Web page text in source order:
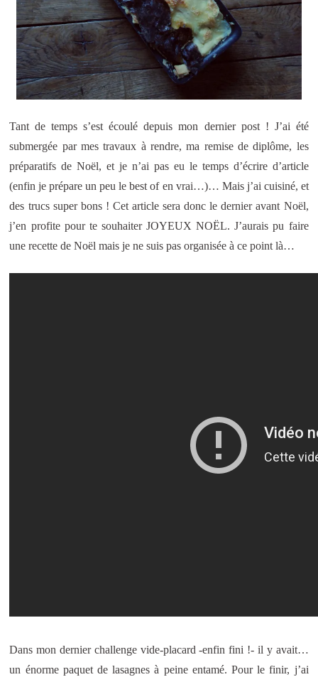
Tant de temps s’est écoulé depuis mon dernier post ! J’ai été
submergée par mes travaux à rendre, ma remise de diplôme, les
préparatifs de Noël, et je n’ai pas eu le temps d’écrire d’article
(enfin je prépare un peu le best of en vrai…)… Mais j’ai cuisiné, et
des trucs super bons ! Cet article sera donc le dernier avant Noël,
j’en profite pour te souhaiter JOYEUX NOËL. J’aurais pu faire
une recette de Noël mais je ne suis pas organisée à ce point là…
Dans mon dernier challenge vide-placard -enfin fini !- il y avait…
un énorme paquet de lasagnes à peine entamé. Pour le finir, j’ai